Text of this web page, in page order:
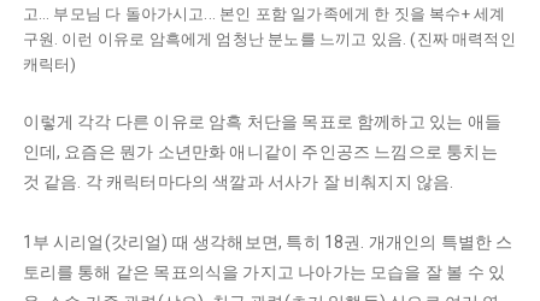
고... 부모님 다 돌아가시고... 본인 포함 일가족에게 한 짓을 복수+ 세계
구원. 이런 이유로 암흑에게 엄청난 분노를 느끼고 있음. (진짜 매력적인
캐릭터)
이렇게 각각 다른 이유로 암흑 처단을 목표로 함께하고 있는 애들
인데, 요즘은 뭔가 소년만화 애니같이 주인공즈 느낌으로 퉁치는
것 같음. 각 캐릭터마다의 색깔과 서사가 잘 비춰지지 않음.
1부 시리얼(갓리얼) 때 생각해보면, 특히 18권. 개개인의 특별한 스
토리를 통해 같은 목표의식을 가지고 나아가는 모습을 잘 볼 수 있